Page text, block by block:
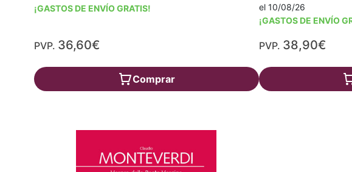
¡GASTOS DE ENVÍO GRATIS!
PVP. 36,60€
Comprar
el 10/08/26
¡GASTOS DE ENVÍO
PVP. 38,90€